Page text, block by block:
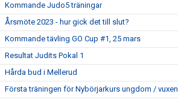
Kommande Judo5 träningar
Årsmöte 2023 - hur gick det till slut?
Kommande tävling GO Cup #1, 25 mars
Resultat Judits Pokal 1
Hårda bud i Mellerud
Första träningen för Nybörjarkurs ungdom / vuxen